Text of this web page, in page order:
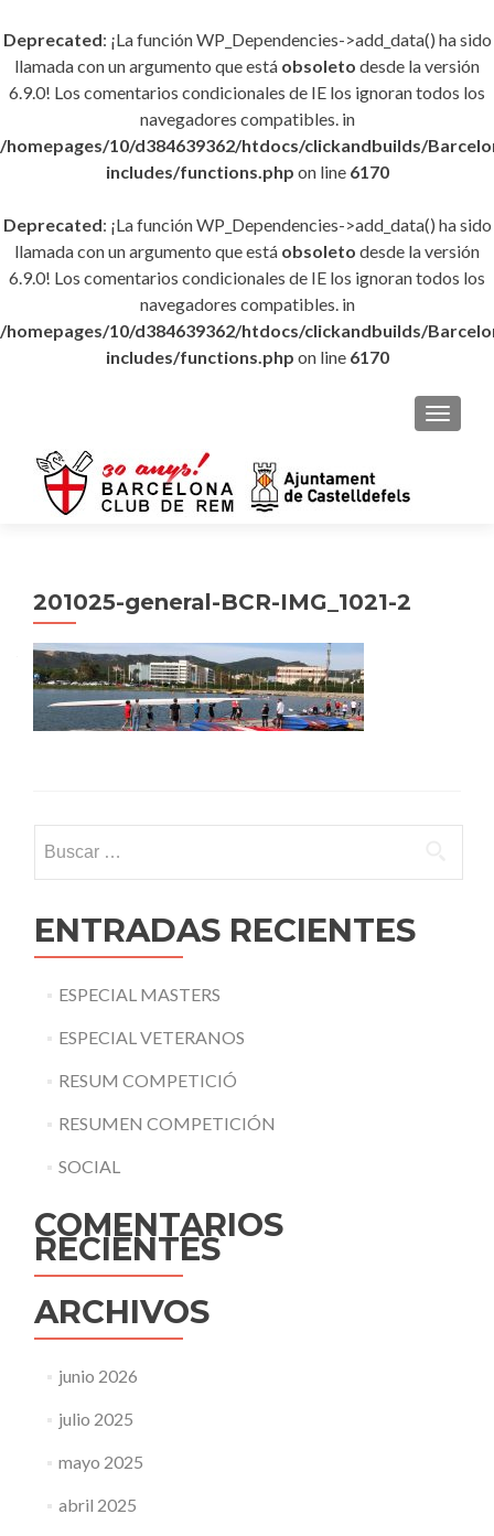
Deprecated: ¡La función WP_Dependencies->add_data() ha sido
llamada con un argumento que está obsoleto desde la versión
6.9.0! Los comentarios condicionales de IE los ignoran todos los
navegadores compatibles. in
/homepages/10/d384639362/htdocs/clickandbuilds/
includes/functions.php on line 6170
Deprecated: ¡La función WP_Dependencies->add_data() ha sido
llamada con un argumento que está obsoleto desde la versión
6.9.0! Los comentarios condicionales de IE los ignoran todos los
navegadores compatibles. in
/homepages/10/d384639362/htdocs/clickandbuilds/
includes/functions.php on line 6170
201025-general-BCR-IMG_1021-2
ENTRADAS RECIENTES
ESPECIAL MASTERS
ESPECIAL VETERANOS
RESUM COMPETICIÓ
RESUMEN COMPETICIÓN
SOCIAL
COMENTARIOS
RECIENTES
ARCHIVOS
junio 2026
julio 2025
mayo 2025
abril 2025